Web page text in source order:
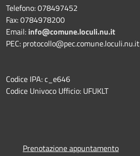
Telefono: 078497452
Fax: 0784978200
Email: info@comune.loculi.nu.it
PEC: protocollo@pec.comune.loculi.nu.it
Codice IPA: c_e646
Codice Univoco Ufficio: UFUKLT
Prenotazione appuntamento